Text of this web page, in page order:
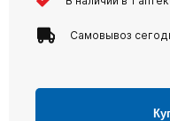
Самовывоз